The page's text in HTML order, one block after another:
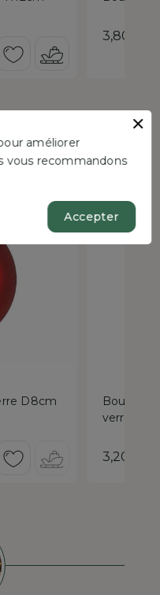
Prix
3,80 €
catégorie :
D8cm
Boule de
verre
Prix
3,20 €
améliorer
vous recommandons
Accepter